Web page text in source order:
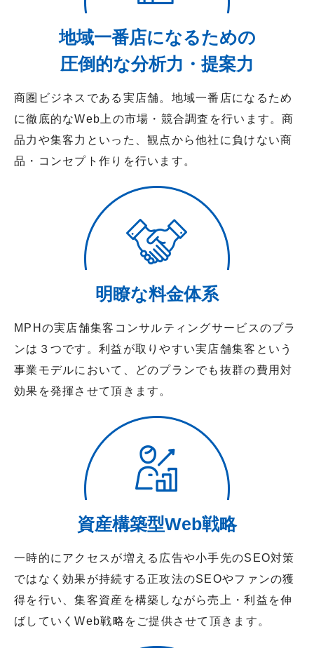
地域一番店になるための
圧倒的な分析力・提案力
商圏ビジネスである実店舗。地域一番店になるため
に徹底的なWeb上の市場・競合調査を行います。商
品力や集客力といった、観点から他社に負けない商
品・コンセプト作りを行います。
明瞭な料金体系
MPHの実店舗集客コンサルティングサービスのプラ
ンは３つです。利益が取りやすい実店舗集客という
事業モデルにおいて、どのプランでも抜群の費用対
効果を発揮させて頂きます。
資産構築型Web戦略
一時的にアクセスが増える広告や小手先のSEO対策
ではなく効果が持続する正攻法のSEOやファンの獲
得を行い、集客資産を構築しながら売上・利益を伸
ばしていくWeb戦略をご提供させて頂きます。